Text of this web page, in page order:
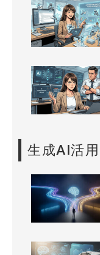
生成AI活